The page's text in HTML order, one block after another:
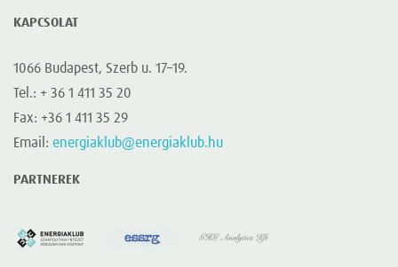
KAPCSOLAT
1066 Budapest, Szerb u. 17–19.
Tel.: + 36 1 411 35 20
Fax: +36 1 411 35 29
Email: energiaklub@energiaklub.hu
PARTNEREK